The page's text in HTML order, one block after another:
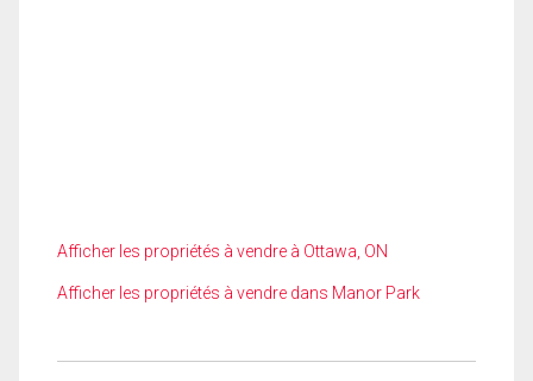
Afficher les propriétés à vendre à Ottawa, ON
Afficher les propriétés à vendre dans Manor Park